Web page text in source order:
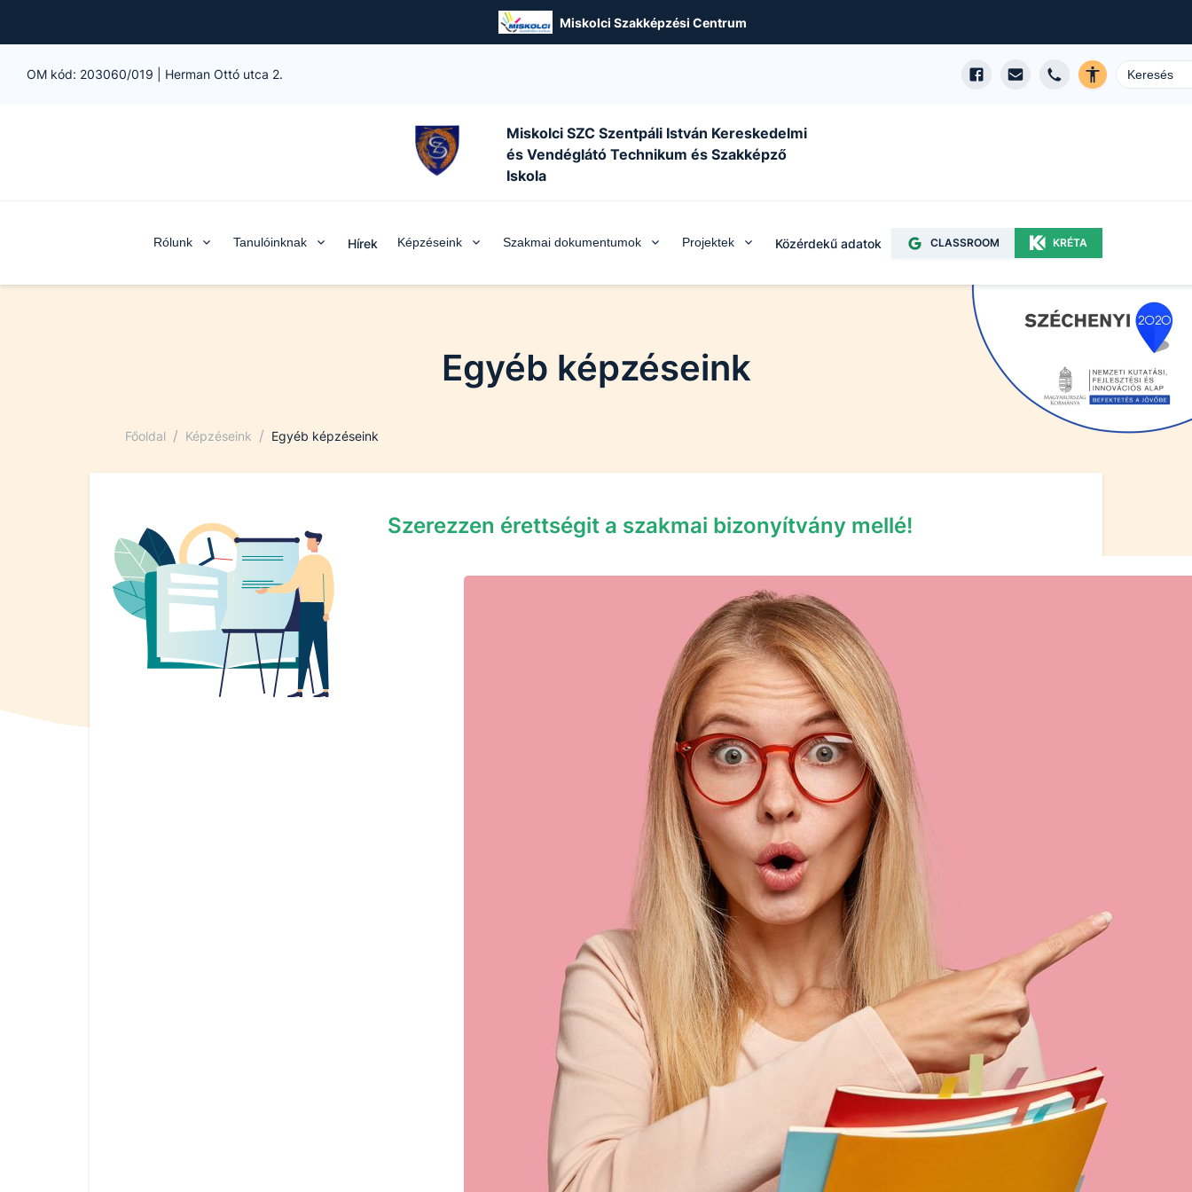
Miskolci Szakképzési Centrum
OM kód: 203060/019 Herman Ottó utca 2.
Miskolci SZC Szentpáli István Kereskedelmi
és Vendéglátó Technikum és Szakképző
Iskola
Rólunk Tanulóinknak Hírek Képzéseink Szakmai dokumentumok Projektek Közérdekű adatok CLASSROOM KRÉTA
Egyéb képzéseink
Főoldal / Képzéseink / Egyéb képzéseink
Szerezzen érettségit a szakmai bizonyítvány mellé!